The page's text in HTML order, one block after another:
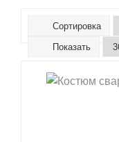
Сортировка
Показать